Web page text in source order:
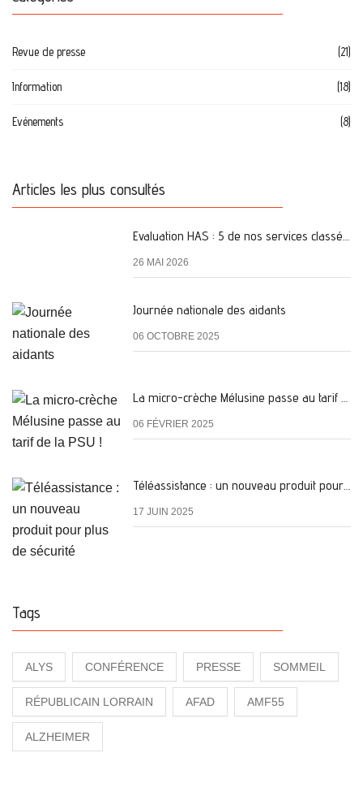
Revue de presse (21)
Information (18)
Evénements (8)
Articles les plus consultés
Evaluation HAS : 5 de nos services classés A
26 MAI 2026
Journée nationale des aidants
06 OCTOBRE 2025
La micro-crèche Mélusine passe au tarif de la PSU !
06 FÉVRIER 2025
Téléassistance : un nouveau produit pour plus de sécurité
17 JUIN 2025
Tags
ALYS CONFÉRENCE PRESSE SOMMEIL
RÉPUBLICAIN LORRAIN AFAD AMF55
ALZHEIMER